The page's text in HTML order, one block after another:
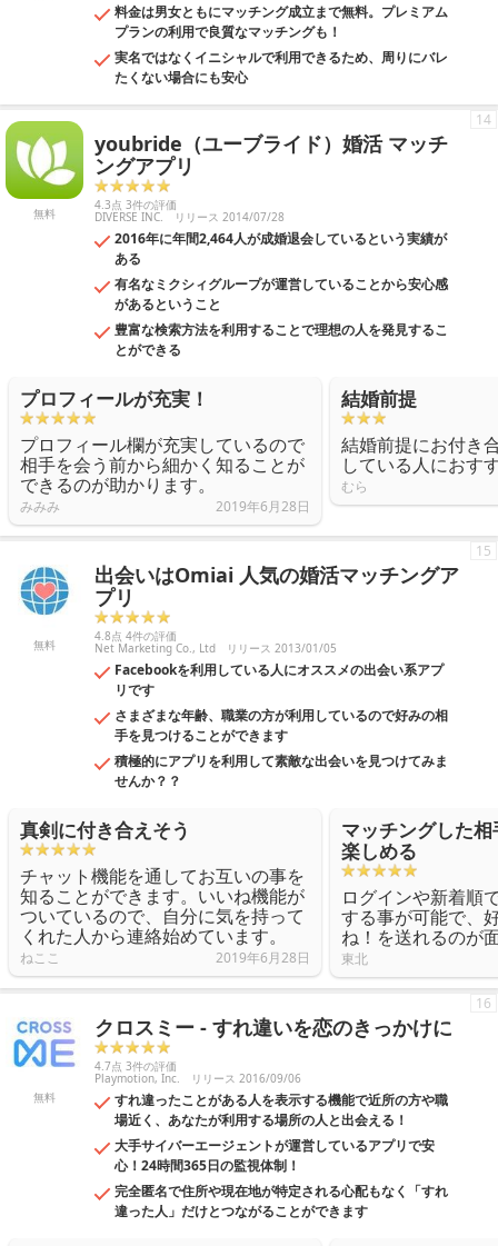
料金は男女ともにマッチング成立まで無料。プレミアム
プランの利用で良質なマッチングも！
実名ではなくイニシャルで利用できるため、周りにバレ
たくない場合にも安心
無料
youbride（ユーブライド）婚活 マッチ
ングアプリ
4.3点 3件の評価
DIVERSE INC. リリース 2014/07/28
2016年に年間2,464人が成婚退会しているという実績が
ある
有名なミクシィグループが運営していることから安心感
があるということ
豊富な検索方法を利用することで理想の人を発見するこ
とができる
14
プロフィールが充実！
プロフィール欄が充実しているので
相手を会う前から細かく知ることが
できるのが助かります。
みみみ 2019年6月28日
結婚前提
結婚前提にお付き
している人におす
むら
無料
出会いはOmiai 人気の婚活マッチングア
プリ
4.8点 4件の評価
Net Marketing Co., Ltd リリース 2013/01/05
Facebookを利用している人にオススメの出会い系アプ
リです
さまざまな年齢、職業の方が利用しているので好みの相
手を見つけることができます
積極的にアプリを利用して素敵な出会いを見つけてみま
せんか？？
15
真剣に付き合えそう
チャット機能を通してお互いの事を
知ることができます。いいね機能が
ついているので、自分に気を持って
くれた人から連絡始めています。
ねここ 2019年6月28日
マッチングした
楽しめる
ログインや新着順
する事が可能で、
ね！を送れるのが
東北
無料
クロスミー - すれ違いを恋のきっかけに
4.7点 3件の評価
Playmotion, Inc. リリース 2016/09/06
すれ違ったことがある人を表示する機能で近所の方や職
場近く、あなたが利用する場所の人と出会える！
大手サイバーエージェントが運営しているアプリで安
心！24時間365日の監視体制！
完全匿名で住所や現在地が特定される心配もなく「すれ
違った人」だけとつながることができます
16